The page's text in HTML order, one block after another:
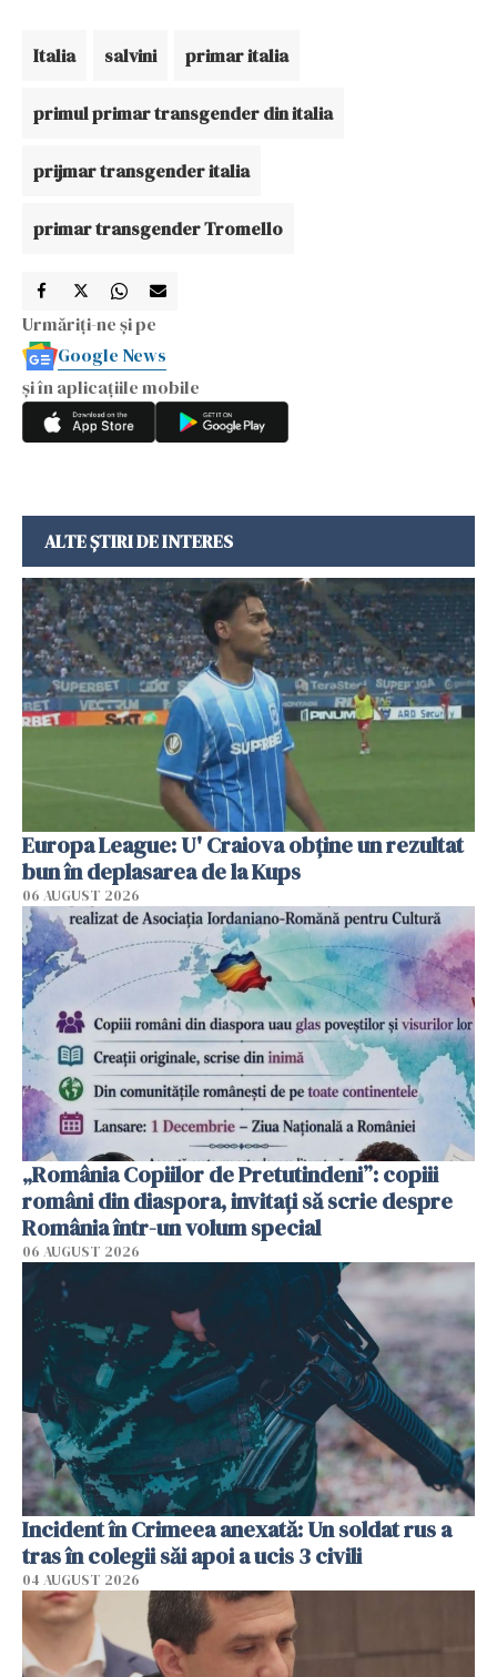
Italia salvini primar italia
primul primar transgender din italia
prijmar transgender italia
primar transgender Tromello
Urmăriți-ne și pe
Google News
și în aplicațiile mobile
ALTE ȘTIRI DE INTERES
Europa League: U' Craiova obține un rezultat
bun în deplasarea de la Kups
06 AUGUST 2026
„România Copiilor de Pretutindeni”: copiii
români din diaspora, invitați să scrie despre
România într-un volum special
06 AUGUST 2026
Incident în Crimeea anexată: Un soldat rus a
tras în colegii săi apoi a ucis 3 civili
04 AUGUST 2026